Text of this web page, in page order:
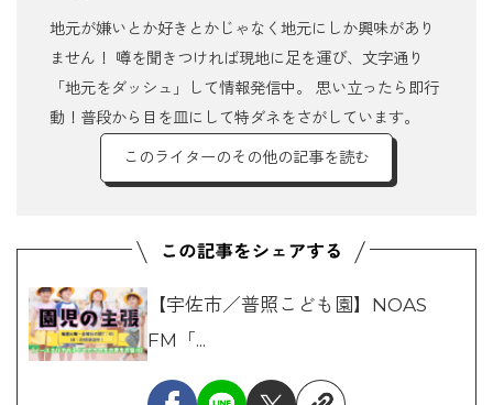
地元が嫌いとか好きとかじゃなく地元にしか興味があり
ません！ 噂を聞きつければ現地に足を運び、文字通り
「地元をダッシュ」して情報発信中。 思い立ったら即行
動！普段から目を皿にして特ダネをさがしています。
このライターのその他の記事を読む
【宇佐市／普照こども園】NOAS
FM「...